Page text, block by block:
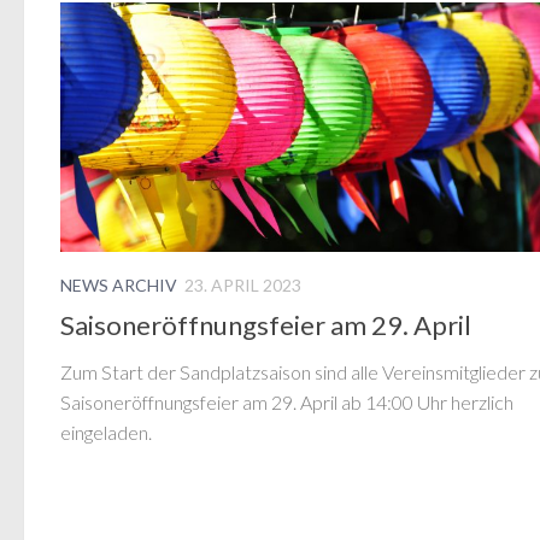
NEWS ARCHIV 23. APRIL 2023
Saisoneröffnungsfeier am 29. April
Zum Start der Sandplatzsaison sind alle Vereinsmitglieder
Saisoneröffnungsfeier am 29. April ab 14:00 Uhr herzlich
eingeladen.